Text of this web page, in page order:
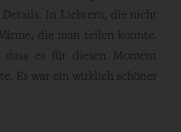
In Lichtern, die nicht
die man teilen konnte.
es für diesen Moment
Es war ein wirklich schöner